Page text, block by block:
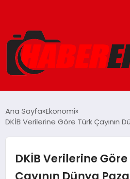
EĞITIM
Ana Sayfa Ekonomi
DKİB Verilerine Göre Türk Çayının
DKİB Verilerine